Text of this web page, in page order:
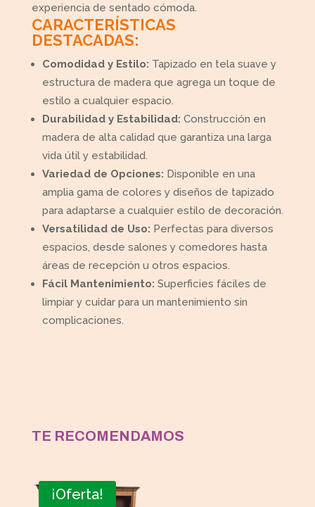
experiencia de sentado cómoda.
CARACTERÍSTICAS
DESTACADAS:
Comodidad y Estilo: Tapizado en tela suave y
estructura de madera que agrega un toque de
estilo a cualquier espacio.
Durabilidad y Estabilidad: Construcción en
madera de alta calidad que garantiza una larga
vida útil y estabilidad.
Variedad de Opciones: Disponible en una
amplia gama de colores y diseños de tapizado
para adaptarse a cualquier estilo de decoración.
Versatilidad de Uso: Perfectas para diversos
espacios, desde salones y comedores hasta
áreas de recepción u otros espacios.
Fácil Mantenimiento: Superficies fáciles de
limpiar y cuidar para un mantenimiento sin
complicaciones.
TE RECOMENDAMOS
¡Oferta!